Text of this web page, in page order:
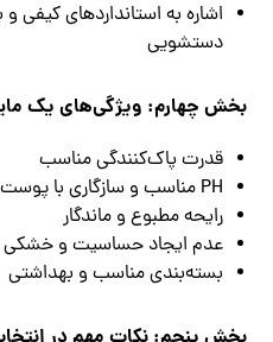
اشاره به استانداردهای کیفی
دستشویی
بخش چهارم: ویژگی‌های یک
قدرت پاک‌کنندگی مناسب
PH مناسب و سازگاری با پوست دست
رایحه مطبوع و ماندگار
عدم ایجاد حساسیت و
بسته‌بندی مناسب و بهداشتی